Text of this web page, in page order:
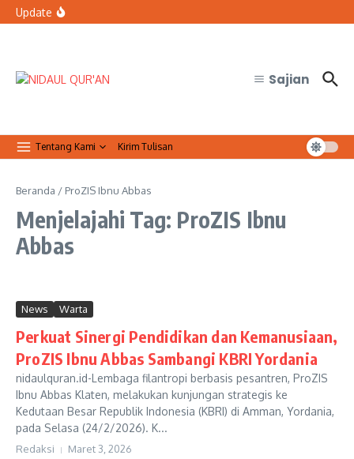
Lewati ke konten
Update
Sajian
Tentang Kami Kirim Tulisan
Beranda / ProZIS Ibnu Abbas
Menjelajahi Tag: ProZIS Ibnu
Abbas
News Warta
Perkuat Sinergi Pendidikan dan Kemanusiaan,
ProZIS Ibnu Abbas Sambangi KBRI Yordania
nidaulquran.id-Lembaga filantropi berbasis pesantren, ProZIS
Ibnu Abbas Klaten, melakukan kunjungan strategis ke
Kedutaan Besar Republik Indonesia (KBRI) di Amman, Yordania,
pada Selasa (24/2/2026). K...
Redaksi Maret 3, 2026